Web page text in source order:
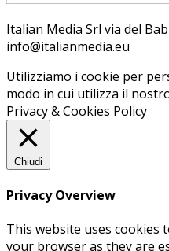
Ita­lian Me­dia Srl via del
info@ita­lian­me­dia.eu
Utilizziamo i cookie per
modo in cui utilizza il
Privacy & Cookies Policy
Chiudi
Privacy Overview
This website uses cookies
your browser as they are